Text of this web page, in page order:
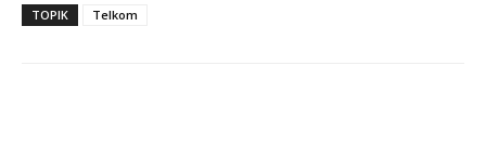
TOPIK Telkom